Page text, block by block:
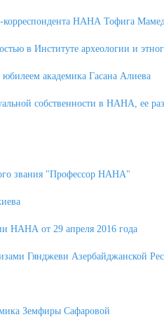
корреспондента НАНА Тофига
в Институте археологии и
академика Гасана Алиева
собственности в НАНА, ее
звания "Профессор НАНА"
НАНА от 29 апреля 2016 года
Гянджеви Азербайджанской
Земфиры Сафаровой